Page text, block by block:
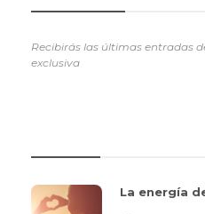
Recibirás las últimas entradas
exclusiva
La energía